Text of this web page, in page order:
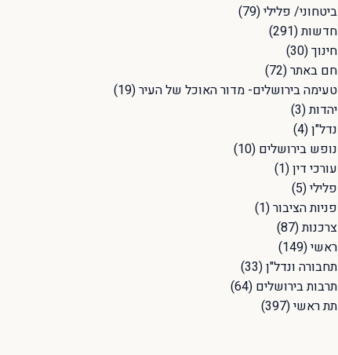
ביטחוני/ פלילי(79)
חדשות(291)
חינוך(30)
חם באתר(72)
טעימה בירושלים- מדור האוכל של העיר(19)
יהדות(3)
נדל"ן(4)
נופש בירושלים (10)
עורכי דין(1)
פלילי(5)
פניות הציבור(1)
צרכנות(87)
ראשי(149)
תחבורה ונדל"ן(33)
תרבות בירושלים (64)
תת ראשי(397)